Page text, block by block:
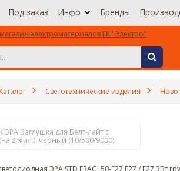
Под заказ Инфо Бренды
Каталог Светотехнические изделия
ЭРА Заглушка для Белт-лайт с
2 жил.), черный (10/500/9000)